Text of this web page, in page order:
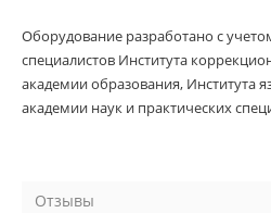
Оборудование разработано с
специалистов Института
академии образования, Института
академии наук и практических
Отзывы